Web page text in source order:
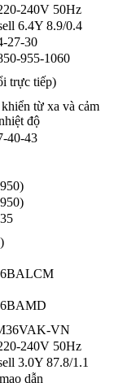
240V 50Hz
6.4Y 8.9/0.4
27-30
955-1060
trực tiếp)
từ xa và cảm
độ
40-43
VN
240V 50Hz
3.0Y 87.8/1.1
dẫn